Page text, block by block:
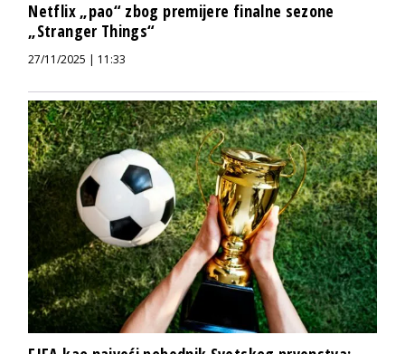
Netflix „pao“ zbog premijere finalne sezone
„Stranger Things“
27/11/2025 | 11:33